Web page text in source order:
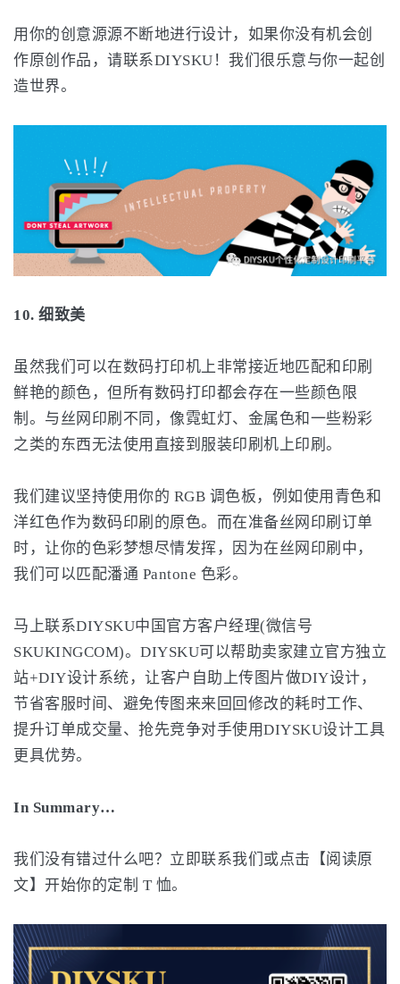
用你的创意源源不断地进行设计，如果你没有机会创
作原创作品，请联系DIYSKU！我们很乐意与你一起创
造世界。
10. 细致美
虽然我们可以在数码打印机上非常接近地匹配和印刷
鲜艳的颜色，但所有数码打印都会存在一些颜色限
制。与丝网印刷不同，像霓虹灯、金属色和一些粉彩
之类的东西无法使用直接到服装印刷机上印刷。
我们建议坚持使用你的 RGB 调色板，例如使用青色和
洋红色作为数码印刷的原色。而在准备丝网印刷订单
时，让你的色彩梦想尽情发挥，因为在丝网印刷中，
我们可以匹配潘通 Pantone 色彩。
马上联系DIYSKU中国官方客户经理(微信号
SKUKINGCOM)。DIYSKU可以帮助卖家建立官方独立
站+DIY设计系统，让客户自助上传图片做DIY设计，
节省客服时间、避免传图来来回回修改的耗时工作、
提升订单成交量、抢先竞争对手使用DIYSKU设计工具
更具优势。
In Summary…
我们没有错过什么吧？立即联系我们或点击【阅读原
文】开始你的定制 T 恤。